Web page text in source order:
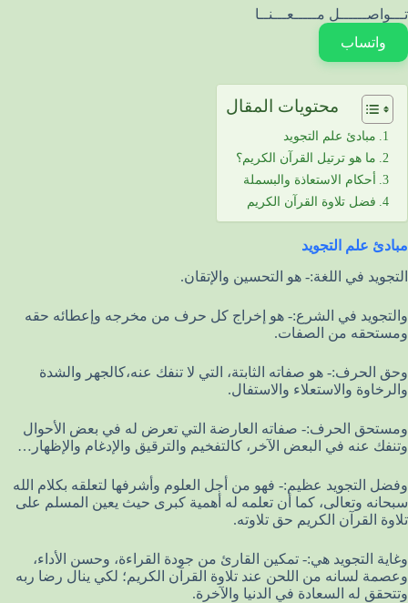
تـــواصــــــل مـــــعـــنــا
واتساب
محتويات المقال
مبادئ علم التجويد
ما هو ترتيل القرآن الكريم؟
أحكام الاستعاذة والبسملة
فضل تلاوة القرآن الكريم
مبادئ علم التجويد
التجويد في اللغة:- هو التحسين والإتقان.
والتجويد في الشرع:- هو إخراج كل حرف من مخرجه وإعطائه حقه
ومستحقه من الصفات.
وحق الحرف:- هو صفاته الثابتة، التي لا تنفك عنه،كالجهر والشدة
والرخاوة والاستعلاء والاستفال.
ومستحق الحرف:- صفاته العارضة التي تعرض له في بعض الأحوال
وتنفك عنه في البعض الآخر، كالتفخيم والترقيق والإدغام والإظهار…
وفضل التجويد عظيم:- فهو من أجل العلوم وأشرفها لتعلقه بكلام الله
سبحانه وتعالى، كما أن تعلمه له أهمية كبرى حيث يعين المسلم على
تلاوة القرآن الكريم حق تلاوته.
وغاية التجويد هي:- تمكين القارئ من جودة القراءة، وحسن الأداء،
وعصمة لسانه من اللحن عند تلاوة القرآن الكريم؛ لكي ينال رضا ربه
وتتحقق له السعادة في الدنيا والآخرة.